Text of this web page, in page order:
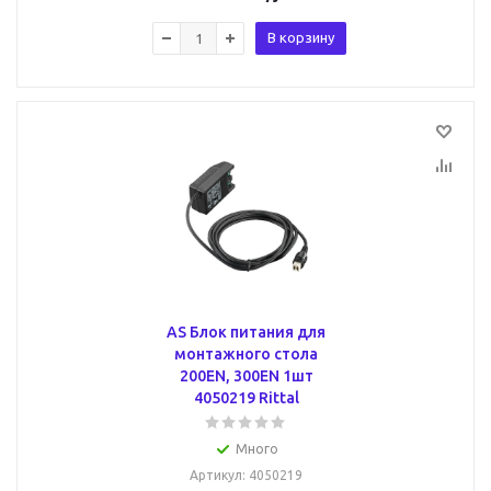
В корзину
AS Блок питания для
монтажного стола
200EN, 300EN 1шт
4050219 Rittal
Много
Артикул: 4050219